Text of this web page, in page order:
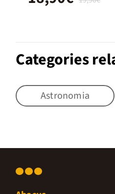
Categories
Astronomia